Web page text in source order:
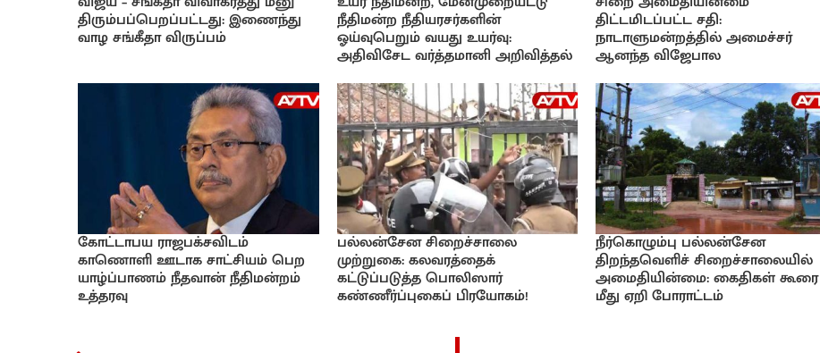
திரும்பப்பெறப்பட்டது: இணைந்து
வாழ சங்கீதா விருப்பம்
நீதிமன்ற நீதியரசர்களின்
ஓய்வுபெறும் வயது உயர்வு:
அதிவிசேட வர்த்தமானி அறிவித்தல்
திட்டமிடப்பட்ட சதி:
நாடாளுமன்றத்தில் அமைச்சர்
ஆனந்த விஜேபால
கோட்டாபய ராஜபக்சவிடம்
காணொளி ஊடாக சாட்சியம் பெற
யாழ்ப்பாணம் நீதவான் நீதிமன்றம்
உத்தரவு
பல்லன்சேன சிறைச்சாலை
முற்றுகை: கலவரத்தைக்
கட்டுப்படுத்த பொலிஸார்
கண்ணீர்ப்புகைப் பிரயோகம்!
நீர்கொழும்பு பல்லன்சேன
திறந்தவெளிச் சிறைச்சாலையில்
அமைதியின்மை: கைதிகள் கூரை
மீது ஏறி போராட்டம்